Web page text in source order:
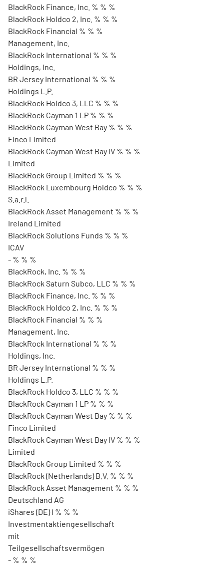
BlackRock Finance, Inc. % % %
BlackRock Holdco 2, Inc. % % %
BlackRock Financial % % %
Management, Inc.
BlackRock International % % %
Holdings, Inc.
BR Jersey International % % %
Holdings L.P.
BlackRock Holdco 3, LLC % % %
BlackRock Cayman 1 LP % % %
BlackRock Cayman West Bay % % %
Finco Limited
BlackRock Cayman West Bay IV % % %
Limited
BlackRock Group Limited % % %
BlackRock Luxembourg Holdco % % %
S.a.r.l.
BlackRock Asset Management % % %
Ireland Limited
BlackRock Solutions Funds % % %
ICAV
- % % %
BlackRock, Inc. % % %
BlackRock Saturn Subco, LLC % % %
BlackRock Finance, Inc. % % %
BlackRock Holdco 2, Inc. % % %
BlackRock Financial % % %
Management, Inc.
BlackRock International % % %
Holdings, Inc.
BR Jersey International % % %
Holdings L.P.
BlackRock Holdco 3, LLC % % %
BlackRock Cayman 1 LP % % %
BlackRock Cayman West Bay % % %
Finco Limited
BlackRock Cayman West Bay IV % % %
Limited
BlackRock Group Limited % % %
BlackRock (Netherlands) B.V. % % %
BlackRock Asset Management % % %
Deutschland AG
iShares (DE) I % % %
Investmentaktiengesellschaft
mit
Teilgesellschaftsvermögen
- % % %